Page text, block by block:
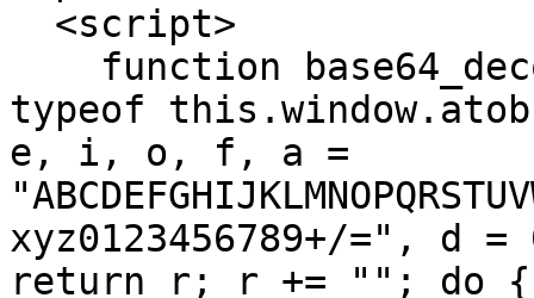
typeof
e, i, o, f, a =
xyz0123456789+/=",
return r; r += ""; do